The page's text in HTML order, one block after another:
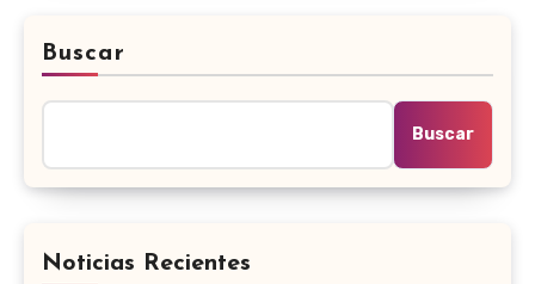
Buscar
Buscar
Noticias Recientes